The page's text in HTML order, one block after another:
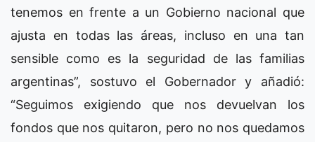
tenemos en frente a un Gobierno nacional que
ajusta en todas las áreas, incluso en una tan
sensible como es la seguridad de las familias
argentinas”, sostuvo el Gobernador y añadió:
“Seguimos exigiendo que nos devuelvan los
fondos que nos quitaron, pero no nos quedamos